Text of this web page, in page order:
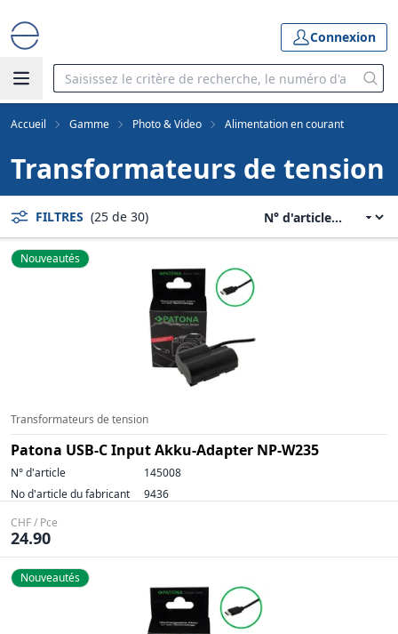
Connexion
Accueil Gamme Photo & Video Alimentation en courant
Transformateurs de tension
FILTRES (25 de 30)
Nouveautés
Transformateurs de tension
Patona USB-C Input Akku-Adapter NP-W235
N° d'article
145008
No d'article du fabricant
9436
CHF / Pce
24.90
Nouveautés